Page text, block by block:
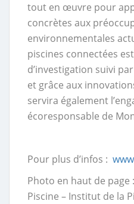
tout en œuvre pour
concrètes aux
environnementales
piscines connectées
d’investigation suivi
et grâce aux
servira également
écoresponsable de
Pour plus d’infos :
Photo en haut de
Piscine – Institut de la